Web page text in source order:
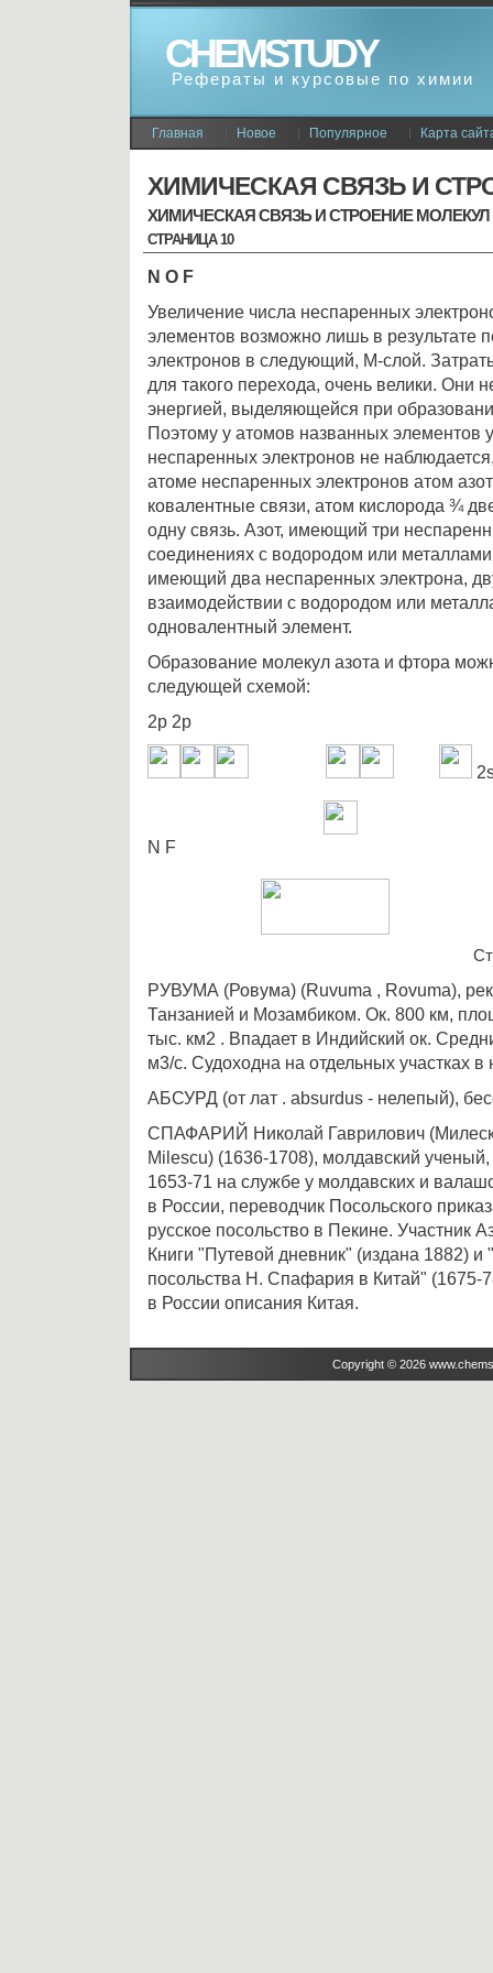
CHEMSTUDY
Рефераты и курсовые по химии
Главная Новое Популярное Карта
ХИМИЧЕСКАЯ СВЯЗЬ И
ХИМИЧЕСКАЯ СВЯЗЬ И СТРОЕНИЕ МОЛЕКУЛ
СТРАНИЦА 10
N O F
Увеличение числа неспаренных
элементов возможно лишь в результате
электронов в следующий, M-слой.
для такого перехода, очень велики. Они
энергией, выделяющейся при
Поэтому у атомов названных элементов
неспаренных электронов не
атоме неспаренных электронов атом
ковалентные связи, атом кислорода ¾
одну связь. Азот, имеющий три
соединениях с водородом или
имеющий два неспаренных электрона,
взаимодействии с водородом или
одновалентный элемент.
Образование молекул азота и фтора
следующей схемой:
2p 2p
N F
РУВУМА (Ровума) (Ruvuma , Rovuma),
Танзанией и Мозамбиком. Ок. 800 км,
тыс. км2 . Впадает в Индийский ок.
м3/с. Судоходна на отдельных участках
АБСУРД (от лат . absurdus - нелепый),
СПАФАРИЙ Николай Гаврилович
Milescu) (1636-1708), молдавский
1653-71 на службе у молдавских и
в России, переводчик Посольского
русское посольство в Пекине. Участник
Книги "Путевой дневник" (издана 1882) и
посольства Н. Спафария в Китай" (1675-
в России описания Китая.
Copyright © 2026